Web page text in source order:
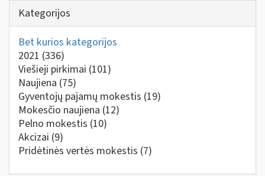
Kategorijos
Bet kurios kategorijos
2021 (336)
Viešieji pirkimai (101)
Naujiena (75)
Gyventojų pajamų mokestis (19)
Mokesčio naujiena (12)
Pelno mokestis (10)
Akcizai (9)
Pridėtinės vertės mokestis (7)